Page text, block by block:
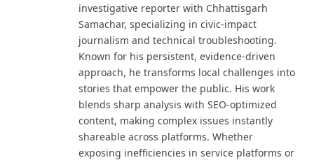
investigative reporter with Chhattisgarh
Samachar, specializing in civic-impact
journalism and technical troubleshooting.
Known for his persistent, evidence-driven
approach, he transforms local challenges into
stories that empower the public. His work
blends sharp analysis with SEO-optimized
content, making complex issues instantly
shareable across platforms. Whether
exposing inefficiencies in service platforms or